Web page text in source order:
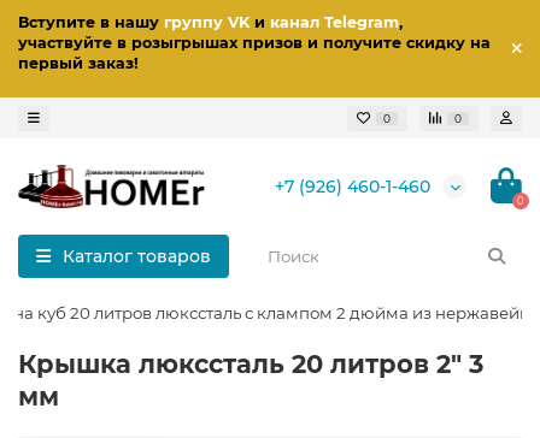
Вступите в нашу группу VKи канал Telegram,
участвуйте в розыгрышах призов и получите скидку на
первый заказ!
0 0
+7 (926) 460-1-460
0
Каталог товаров
куб 20 литров люкссталь с клампом 2 дюйма из нержавейки
Крышка люкссталь 20 литров 2" 3
мм